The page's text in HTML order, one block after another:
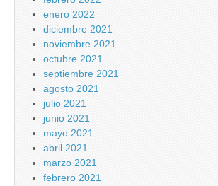
enero 2022
diciembre 2021
noviembre 2021
octubre 2021
septiembre 2021
agosto 2021
julio 2021
junio 2021
mayo 2021
abril 2021
marzo 2021
febrero 2021